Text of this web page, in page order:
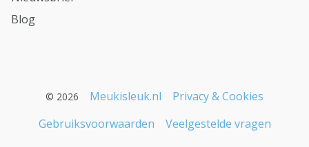
Blog
© 2026 Meukisleuk.nl
Privacy & Cookies
Gebruiksvoorwaarden
Veelgestelde vragen